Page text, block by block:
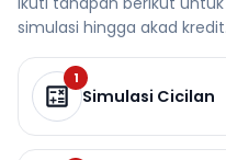
simulasi hingga akad kredit.
1
Simulasi Cicilan